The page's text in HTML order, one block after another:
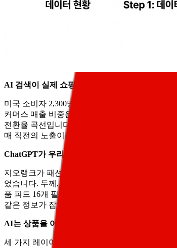
AI 검색이 실제 쇼핑 행동을 얼마나 바꾸고 있나
미국 소비자 2,300명 조사 결과 58%가 매주 AI
커머스 매출 비중은 아직 8% 수준이지만 게임
전환율 곡선입니다. 상승세가 다른 채널 대비 가
매 직전의 노출이라는 뜻이죠.
ChatGPT가 우리 상품을 못 찾는 진짜 이유는요?
지오랭크가 패션 D2C 브랜드 K사와 진행한 6개
었습니다. 두께, 계절, 체형 같은 핵심 형용사가
품 피드 16개 필드를 모두 채우고 시멘틱 트리
같은 정보가 잡히게 했습니다. 4개월 차부터
AI는 상품을 어떻게 찾아내는 건가요?
세 가지 레이어를 동시에 봅니다. 첫째 상품 피